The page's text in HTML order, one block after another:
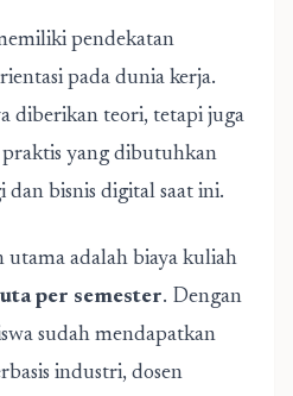
pendekatan
pada dunia kerja.
diberikan teori, tetapi juga
yang dibutuhkan
bisnis digital saat ini.
utama adalah biaya kuliah
per semester. Dengan
sudah mendapatkan
industri, dosen